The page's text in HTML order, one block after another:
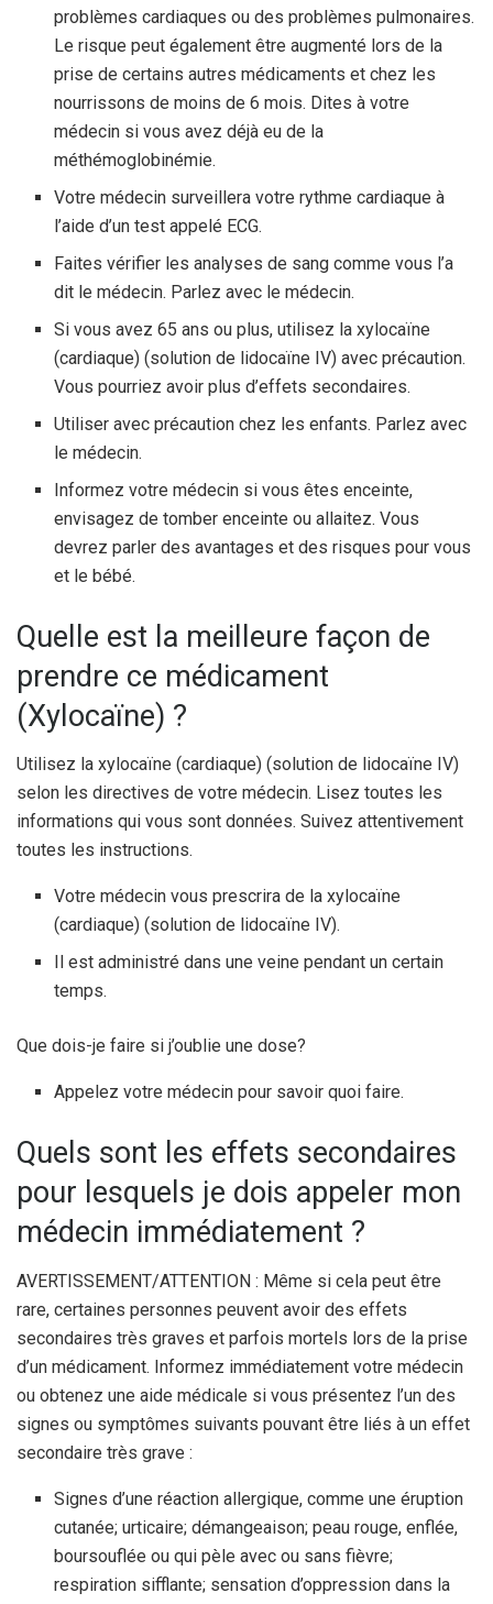
problèmes cardiaques ou des problèmes pulmonaires.
Le risque peut également être augmenté lors de la
prise de certains autres médicaments et chez les
nourrissons de moins de 6 mois. Dites à votre
médecin si vous avez déjà eu de la
méthémoglobinémie.
Votre médecin surveillera votre rythme cardiaque à
l’aide d’un test appelé ECG.
Faites vérifier les analyses de sang comme vous l’a
dit le médecin. Parlez avec le médecin.
Si vous avez 65 ans ou plus, utilisez la xylocaïne
(cardiaque) (solution de lidocaïne IV) avec précaution.
Vous pourriez avoir plus d’effets secondaires.
Utiliser avec précaution chez les enfants. Parlez avec
le médecin.
Informez votre médecin si vous êtes enceinte,
envisagez de tomber enceinte ou allaitez. Vous
devrez parler des avantages et des risques pour vous
et le bébé.
Quelle est la meilleure façon de
prendre ce médicament
(Xylocaïne) ?
Utilisez la xylocaïne (cardiaque) (solution de lidocaïne IV)
selon les directives de votre médecin. Lisez toutes les
informations qui vous sont données. Suivez attentivement
toutes les instructions.
Votre médecin vous prescrira de la xylocaïne
(cardiaque) (solution de lidocaïne IV).
Il est administré dans une veine pendant un certain
temps.
Que dois-je faire si j’oublie une dose?
Appelez votre médecin pour savoir quoi faire.
Quels sont les effets secondaires
pour lesquels je dois appeler mon
médecin immédiatement ?
AVERTISSEMENT/ATTENTION : Même si cela peut être
rare, certaines personnes peuvent avoir des effets
secondaires très graves et parfois mortels lors de la prise
d’un médicament. Informez immédiatement votre médecin
ou obtenez une aide médicale si vous présentez l’un des
signes ou symptômes suivants pouvant être liés à un effet
secondaire très grave :
Signes d’une réaction allergique, comme une éruption
cutanée; urticaire; démangeaison; peau rouge, enflée,
boursouflée ou qui pèle avec ou sans fièvre;
respiration sifflante; sensation d’oppression dans la